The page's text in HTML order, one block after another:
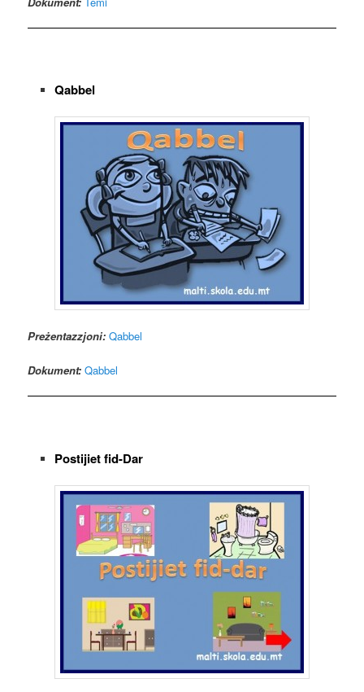
Qabbel
Preżentazzjoni: Qabbel
Dokument: Qabbel
Postijiet fid-Dar